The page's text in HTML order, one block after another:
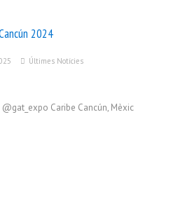
2024
Últimes Notícies
@gat_expo Caribe Cancún, Mèxic